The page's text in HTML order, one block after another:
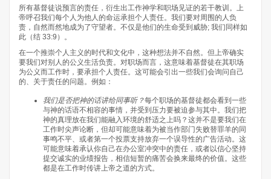
所有基督徒说预言的责任，衍生出工作神学和职场见证的若干教训。上
帝呼召我们每个人为他人的命运承担个人责任。我们要对周围的人负
责，自然而然地成为了守望者。不仅是他们的生命受到威胁; 我们同样如
此（结 33:9）。
在一个推崇个人主义的时代和文化中，这种想法并不自然。但上帝确实
要我们对别人的公义生活负责。对职场而言，这意味着基督徒在其职场
为公义而工作时，要承担个人责任。这可能会引出一些我们会询问自己
的、关于责任的问题。例如：
我们是否把神的话讲给同事听？每个职场的基督徒都会看到一些
与神的话语不相容的事情，并受到压力要被迫参与其中。我们把
神的真理放在我们能融入环境的舒适之上吗？这并不是要我们在
工作时尖声论断，但却可能意味着为被当作部门失败替罪羊的同
事鸣不平、或者第一个投票支持放弃一个误导性的广告活动。这
可能意味着承认你自己在办公室冲突中的责任，或者以信心坚持
提交诚实的业绩报告，相信短暂的痛苦会换来最终的价值。这些
都是在工作时传讲上帝之道的方式。